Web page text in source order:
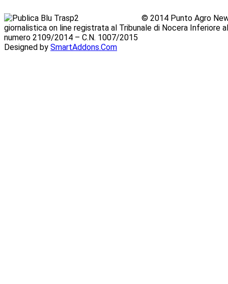
© 2014 Punto Agro
giornalistica on line registrata al Tribunale di Nocera Inferiore
numero 2109/2014 – C.N. 1007/2015
Designed by SmartAddons.Com